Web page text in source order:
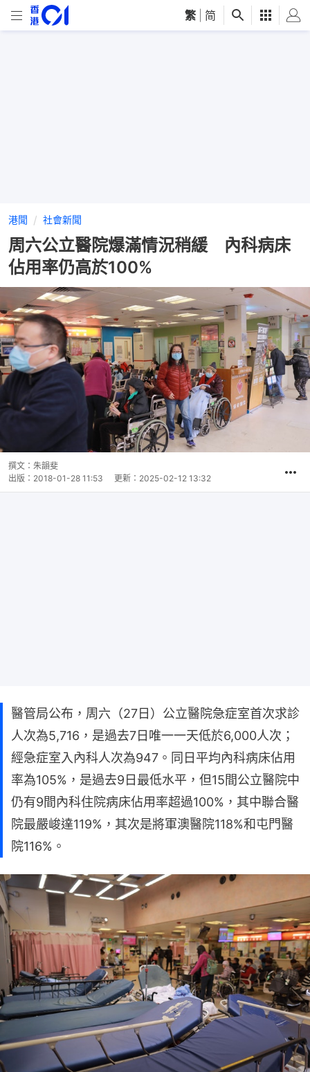
繁 简
港聞 社會新聞
周六公立醫院爆滿情況稍緩 內科病床
佔用率仍高於100%
撰文： 朱韻斐
出版： 2018-01-28 11:53 更新： 2025-02-12 13:32
醫管局公布，周六（27日）公立醫院急症室首次求診
人次為5,716，是過去7日唯一一天低於6,000人次；
經急症室入內科人次為947。同日平均內科病床佔用
率為105%，是過去9日最低水平，但15間公立醫院中
仍有9間內科住院病床佔用率超過100%，其中聯合醫
院最嚴峻達119%，其次是將軍澳醫院118%和屯門醫
院116%。